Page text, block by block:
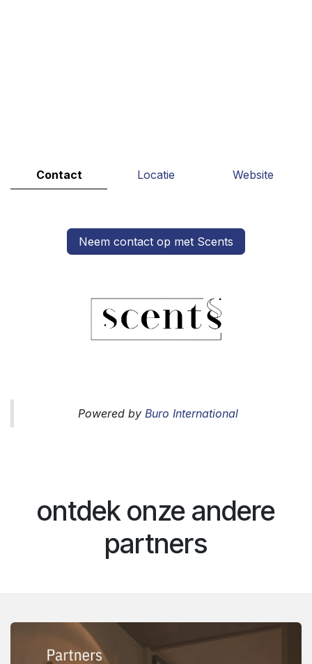
Contact Locatie Website
Neem contact op met Scents
Powered by Buro International
ontdek onze andere
partners